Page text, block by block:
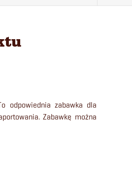
odpowiednia zabawka dla
Zabawkę można